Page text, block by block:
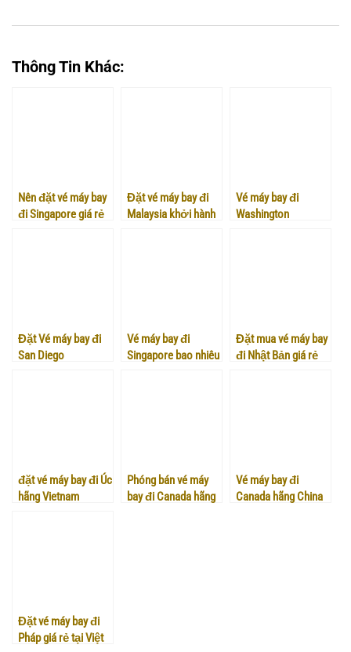
Thông Tin Khác:
Nên đặt vé máy bay
đi Singapore giá rẻ
Đặt vé máy bay đi
Malaysia khởi hành
Vé máy bay đi
Washington
Đặt Vé máy bay đi
San Diego
Vé máy bay đi
Singapore bao nhiêu
Đặt mua vé máy bay
đi Nhật Bản giá rẻ
đặt vé máy bay đi Úc
hãng Vietnam
Phóng bán vé máy
bay đi Canada hãng
Vé máy bay đi
Canada hãng China
Đặt vé máy bay đi
Pháp giá rẻ tại Việt